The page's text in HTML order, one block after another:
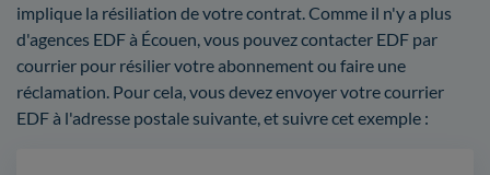
implique la résiliation de votre contrat. Comme il n'y a plus
d'agences EDF à Écouen, vous pouvez contacter EDF par
courrier pour résilier votre abonnement ou faire une
réclamation. Pour cela, vous devez envoyer votre courrier
EDF à l'adresse postale suivante, et suivre cet exemple :